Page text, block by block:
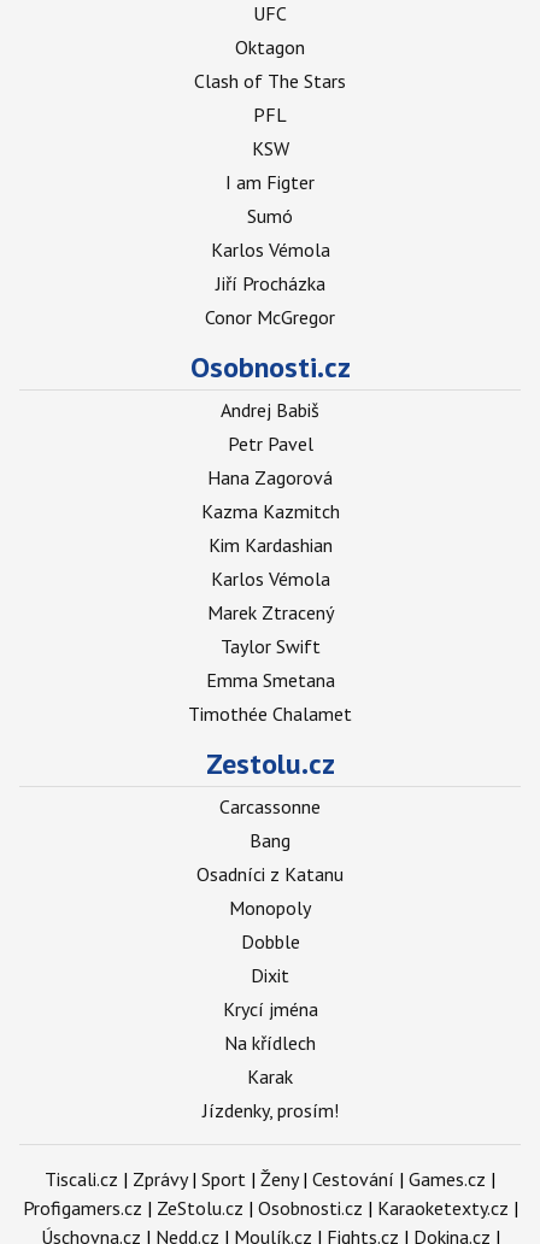
UFC
Oktagon
Clash of The Stars
PFL
KSW
I am Figter
Sumó
Karlos Vémola
Jiří Procházka
Conor McGregor
Osobnosti.cz
Andrej Babiš
Petr Pavel
Hana Zagorová
Kazma Kazmitch
Kim Kardashian
Karlos Vémola
Marek Ztracený
Taylor Swift
Emma Smetana
Timothée Chalamet
Zestolu.cz
Carcassonne
Bang
Osadníci z Katanu
Monopoly
Dobble
Dixit
Krycí jména
Na křídlech
Karak
Jízdenky, prosím!
Tiscali.cz | Zprávy| Sport | Ženy| Cestování | Games.cz |
Profigamers.cz | ZeStolu.cz | Osobnosti.cz | Karaoketexty.cz |
Úschovna.cz | Nedd.cz | Moulík.cz | Fights.cz | Dokina.cz |